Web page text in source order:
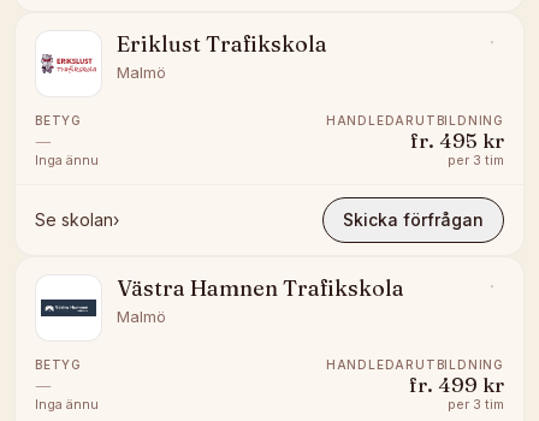
Eriklust Trafikskola
Malmö
BETYG
—
Inga ännu
HANDLEDARUTBILDNING
fr. 495 kr
per 3 tim
Se skolan› Skicka förfrågan
Västra Hamnen Trafikskola
Malmö
BETYG
—
Inga ännu
HANDLEDARUTBILDNING
fr. 499 kr
per 3 tim